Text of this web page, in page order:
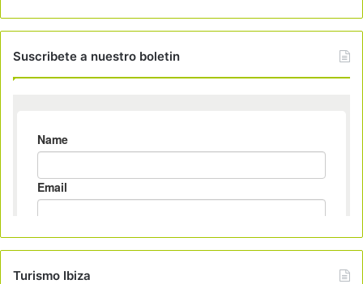
Suscribete a nuestro boletin
Turismo Ibiza